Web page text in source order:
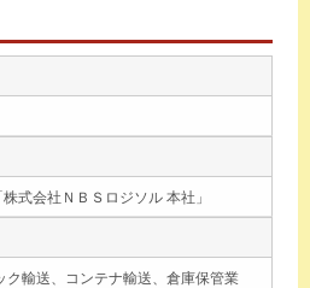
式会社ＮＢＳロジソル 本社」
輸送、コンテナ輸送、倉庫保管業